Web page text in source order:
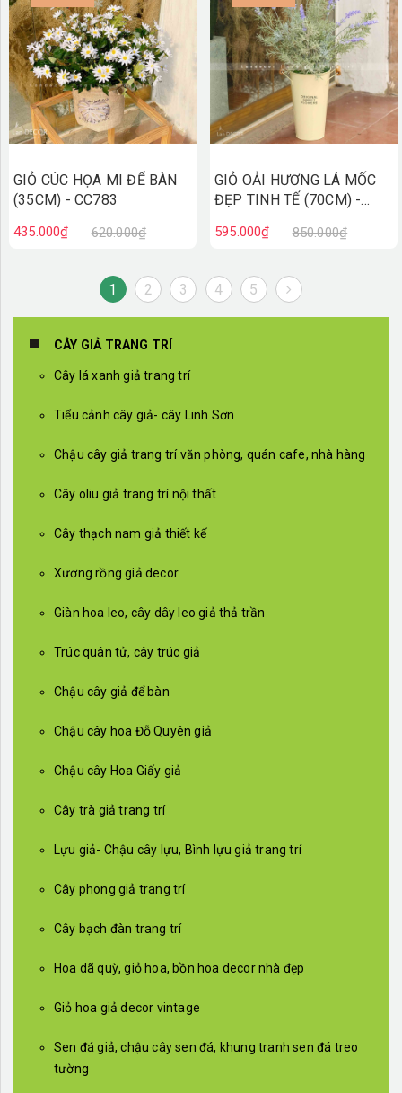
GIỎ CÚC HỌA MI ĐỂ BÀN
(35CM) - CC783
435.000₫ 620.000₫
GIỎ OẢI HƯƠNG LÁ MỐC
ĐẸP TINH TẾ (70CM) -
595.000₫ 850.000₫
1 2 3 4 5
CÂY GIẢ TRANG TRÍ
Cây lá xanh giả trang trí
Tiểu cảnh cây giả- cây Linh Sơn
Chậu cây giả trang trí văn phòng, quán cafe, nhà hàng
Cây oliu giả trang trí nội thất
Cây thạch nam giả thiết kế
Xương rồng giả decor
Giàn hoa leo, cây dây leo giả thả trần
Trúc quân tử, cây trúc giả
Chậu cây giả để bàn
Chậu cây hoa Đỗ Quyên giả
Chậu cây Hoa Giấy giả
Cây trà giả trang trí
Lựu giả- Chậu cây lựu, Bình lựu giả trang trí
Cây phong giả trang trí
Cây bạch đàn trang trí
Hoa dã quỳ, giỏ hoa, bồn hoa decor nhà đẹp
Giỏ hoa giả decor vintage
Sen đá giả, chậu cây sen đá, khung tranh sen đá treo
tường